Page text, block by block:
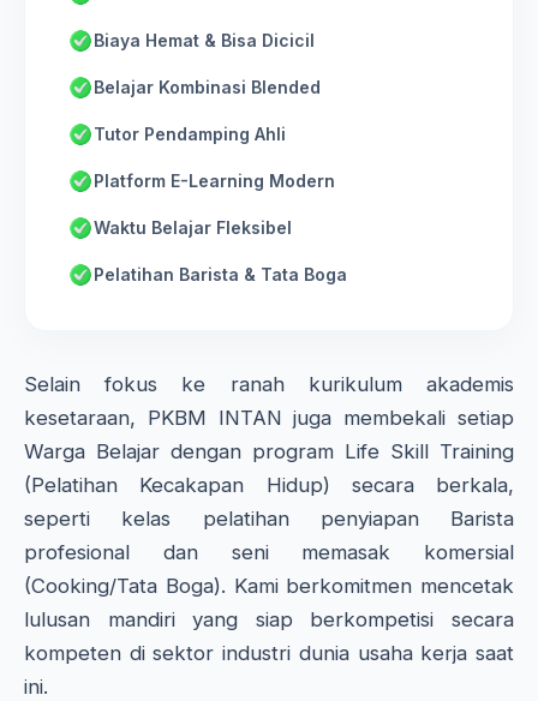
Biaya Hemat & Bisa Dicicil
Belajar Kombinasi Blended
Tutor Pendamping Ahli
Platform E-Learning Modern
Waktu Belajar Fleksibel
Pelatihan Barista & Tata Boga
Selain fokus ke ranah kurikulum akademis
kesetaraan, PKBM INTAN juga membekali setiap
Warga Belajar dengan program Life Skill Training
(Pelatihan Kecakapan Hidup) secara berkala,
seperti kelas pelatihan penyiapan Barista
profesional dan seni memasak komersial
(Cooking/Tata Boga). Kami berkomitmen mencetak
lulusan mandiri yang siap berkompetisi secara
kompeten di sektor industri dunia usaha kerja saat
ini.